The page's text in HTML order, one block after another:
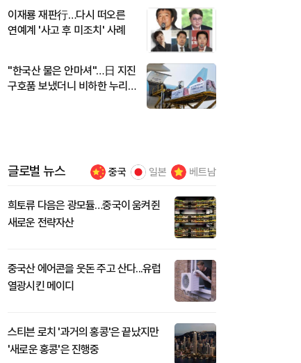
이재룡 재판行…다시 떠오른
연예계 '사고 후 미조치' 사례
"한국산 물은 안마셔"…日 지진
구호품 보냈더니 비하한 누리
글로벌 뉴스 중국 일본 베트남
희토류 다음은 광모듈…중국이 움켜쥔
새로운 전략자산
중국산 에어콘을 웃돈 주고 산다...유럽
열광시킨 메이디
스티븐 로치 '과거의 홍콩'은 끝났지만
'새로운 홍콩'은 진행중